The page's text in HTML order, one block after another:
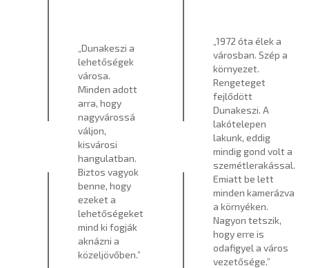
„Dunakeszi a
lehetőségek
városa.
Minden adott
arra, hogy
nagyvárossá
váljon,
kisvárosi
hangulatban.
Biztos vagyok
benne, hogy
ezeket a
lehetőségeket
mind ki fogják
aknázni a
közeljövőben.”
„1972 óta élek a
városban. Szép a
környezet.
Rengeteget
fejlődött
Dunakeszi. A
lakótelepen
lakunk, eddig
mindig gond volt a
szemétlerakással.
Emiatt be lett
minden kamerázva
a környéken.
Nagyon tetszik,
hogy erre is
odafigyel a város
vezetősége.”